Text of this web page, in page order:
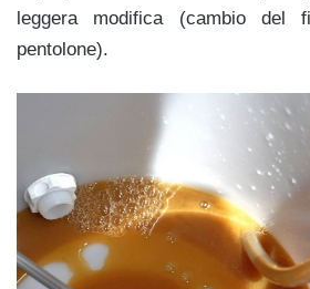
leggera modifica (cambio del
pentolone).